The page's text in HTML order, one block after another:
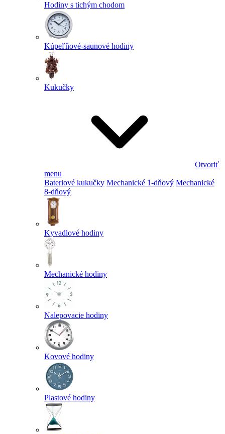
Hodiny s tichým chodom
Kúpeľňové-saunové hodiny
Kukučky
Otvoriť
menu
Bateriové kukučky Mechanické 1-dňový Mechanické
8-dňový
Kyvadlové hodiny
Mechanické hodiny
Nalepovacie hodiny
Kovové hodiny
Plastové hodiny